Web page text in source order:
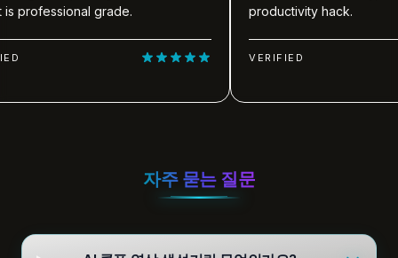
grade.
productivity hack.
VERIFIED
자주 묻는 질문